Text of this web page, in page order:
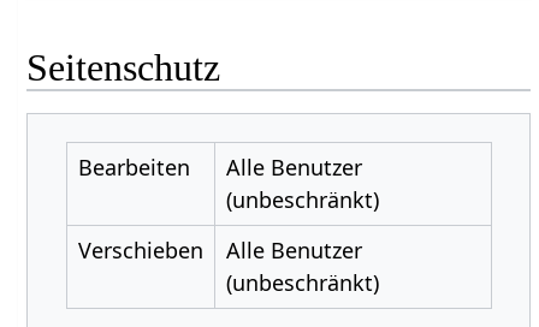
Seitenschutz
Bearbeiten
Alle Benutzer
(unbeschränkt)
Verschieben
Alle Benutzer
(unbeschränkt)